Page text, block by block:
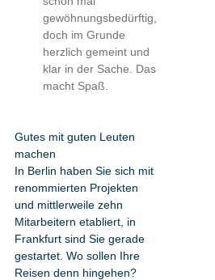
gewöhnungsbedürftig,
doch im Grunde
herzlich gemeint und
klar in der Sache. Das
macht Spaß.
Gutes mit guten Leuten
machen
In Berlin haben Sie sich mit
renommierten Projekten
und mittlerweile zehn
Mitarbeitern etabliert, in
Frankfurt sind Sie gerade
gestartet. Wo sollen Ihre
Reisen denn hingehen?